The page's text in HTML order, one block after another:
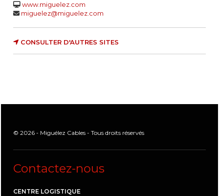
www.miguelez.com
miguelez@miguelez.com
CONSULTER D'AUTRES SITES
© 2026 - Miguélez Cables - Tous droits réservés
Contactez-nous
CENTRE LOGISTIQUE